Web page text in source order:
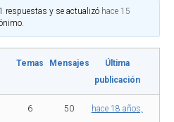
respuestas y se actualizó hace 15
.
Temas Mensajes
Última
publicación
6 50
hace 18 años,